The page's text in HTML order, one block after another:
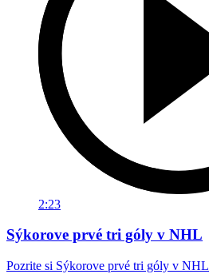
2:23
Sýkorove prvé tri góly v NHL
Pozrite si Sýkorove prvé tri góly v NHL